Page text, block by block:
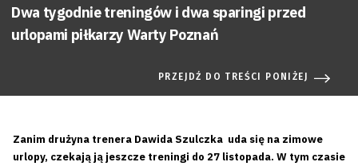
Dwa tygodnie treningów i dwa sparingi przed
urlopami piłkarzy Warty Poznań
PRZEJDŹ DO TREŚCI PONIŻEJ
Zanim drużyna trenera Dawida Szulczka uda się na zimowe
urlopy, czekają ją jeszcze treningi do 27 listopada. W tym czasie